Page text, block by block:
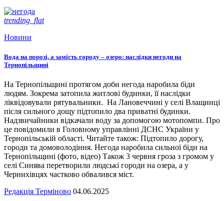
trending_flat
Новини
Вода на порозі, а замість городу – озеро: наслідки негоди на
Тернопільщині
На Тернопільщині протягом доби негода наробила біди
людям. Зокрема затопила житлові будинки, її наслідки
ліквідовували рятувальники. На Лановеччині у селі Влащинці
після сильного дощу підтопило два приватні будинки.
Надзвичайники відкачали воду за допомогою мотопомпи. Про
це повідомили в Головному управлінні ДСНС України у
Тернопільській області. Читайте також: Підтопило дорогу,
городи та домоволодіння. Негода наробила сильної біди на
Тернопільщині (фото, відео) Також 3 червня гроза з громом у
селі Синява перетворили людські городи на озера, а у
Чернихівцях частково обвалився міст.
Редакція Терміново 04.06.2025